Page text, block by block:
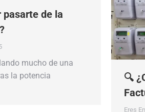
pasarte de la
mucho de una
la potencia
🔍
Eres